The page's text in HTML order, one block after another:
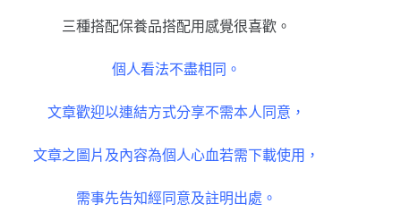
三種搭配保養品搭配用感覺很喜歡。
個人看法不盡相同。
文章歡迎以連結方式分享不需本人同意，
文章之圖片及內容為個人心血若需下載使用，
需事先告知經同意及註明出處。